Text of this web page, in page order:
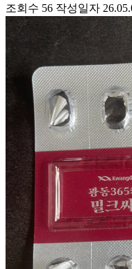
조회수 56 작성일자